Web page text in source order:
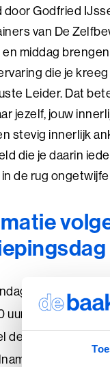
door Godfried
van De
middag
die je
Leider. Dat
jezelf, jouw
stevig innerlijk
die je daarin
de rug
12 oktober
uur tot 17.00 uur
de Baak Seaside
aan de